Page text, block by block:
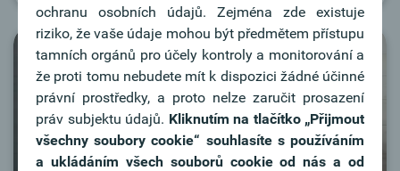
ochranu osobních údajů. Zejména zde existuje
riziko, že vaše údaje mohou být předmětem přístupu
tamních orgánů pro účely kontroly a monitorování a
že proti tomu nebudete mít k dispozici žádné účinné
právní prostředky, a proto nelze zaručit prosazení
práv subjektu údajů. Kliknutím na tlačítko „Přijmout
všechny soubory cookie“ souhlasíte s používáním
a ukládáním všech souborů cookie od nás a od